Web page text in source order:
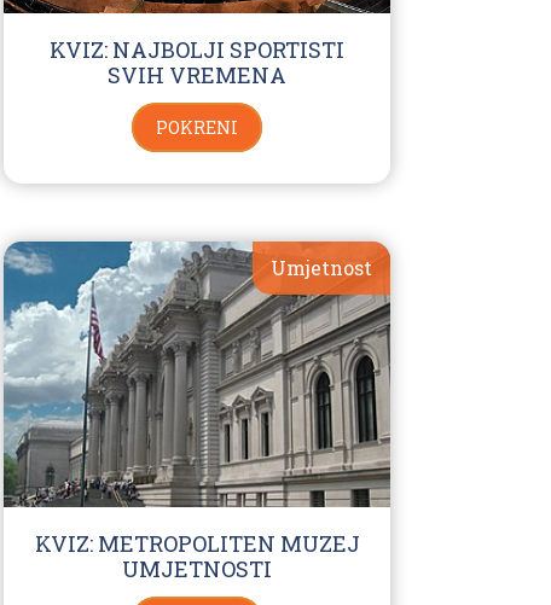
KVIZ: NAJBOLJI SPORTISTI
SVIH VREMENA
POKRENI
Umjetnost
KVIZ: METROPOLITEN MUZEJ
UMJETNOSTI